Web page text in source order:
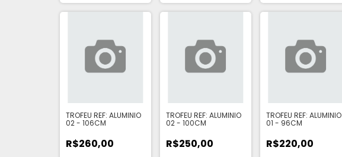
TROFEU REF: ALUMINIO
02 - 106CM
R$260,00
TROFEU REF: ALUMINIO
02 - 100CM
R$250,00
TROFEU REF: ALUMINIO
01 - 96CM
R$220,00